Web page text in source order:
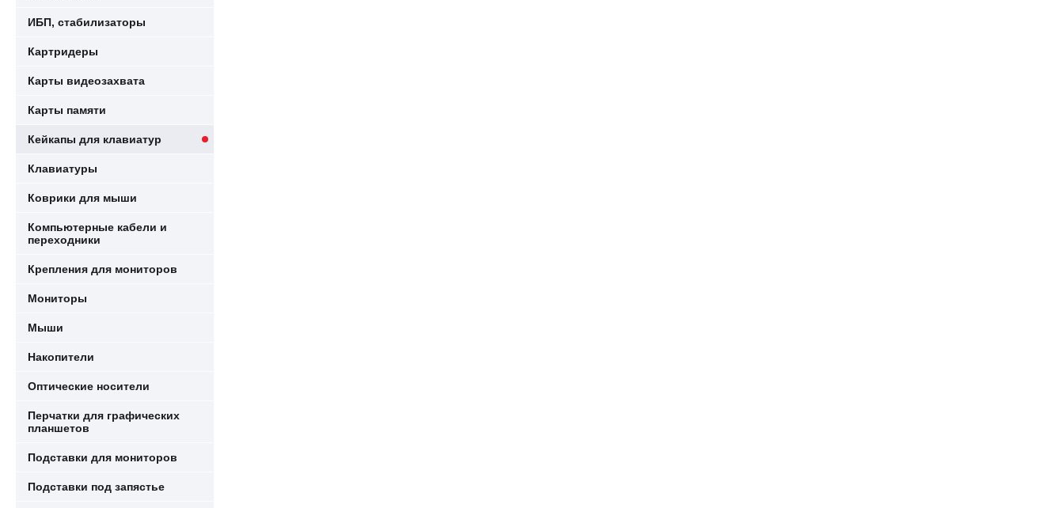
ИБП, стабилизаторы
Картридеры
Карты видеозахвата
Карты памяти
Кейкапы для клавиатур
Клавиатуры
Коврики для мыши
Компьютерные кабели и
переходники
Крепления для мониторов
Мониторы
Мыши
Накопители
Оптические носители
Перчатки для графических
планшетов
Подставки для мониторов
Подставки под запястье